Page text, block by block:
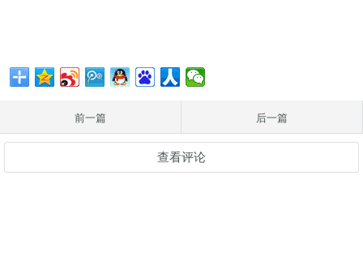
前一篇 后一篇
查看评论